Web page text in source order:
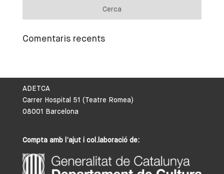
Comentaris recents
ADETCA
Carrer Hospital 51 (Teatre Romea)
08001 Barcelona
Compta amb l’ajut i col.laboració de: